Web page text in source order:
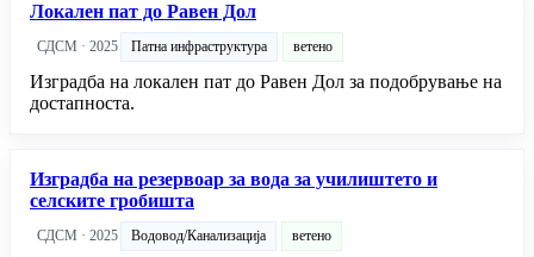
Локален пат до Равен Дол
СДСМ · 2025 Патна инфраструктура ветено
Изградба на локален пат до Равен Дол за подобрување на
достапноста.
Изградба на резервоар за вода за училиштето и
селските гробишта
СДСМ · 2025 Водовод/Канализација ветено